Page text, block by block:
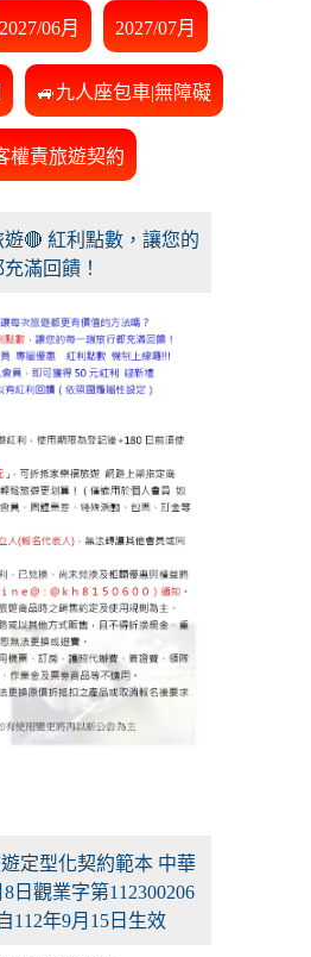
2027/06月 2027/07月
🚙九人座包車|無障礙
權責旅遊契約
🔴 紅利點數，讓您的
滿回饋！
定型化契約範本 中華
8日觀業字第112300206
112年9月15日生效